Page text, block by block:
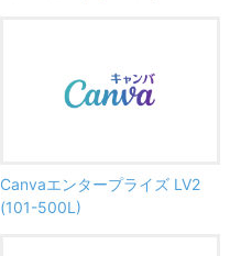
Canvaエンタープライズ LV2
(101-500L)